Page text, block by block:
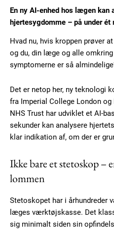
En ny AI-enhed hos lægen kan
hjertesygdomme – på under ét
Hvad nu, hvis kroppen prøver
og du, din læge og alle
symptomerne er så
Det er netop her, ny teknologi
fra Imperial College London
NHS Trust har udviklet et AI-
sekunder kan analysere
klar indikation af, om der er
Ikke bare et stetoskop –
lommen
Stetoskopet har i århundreder
læges værktøjskasse. Det
sig minimalt siden sin